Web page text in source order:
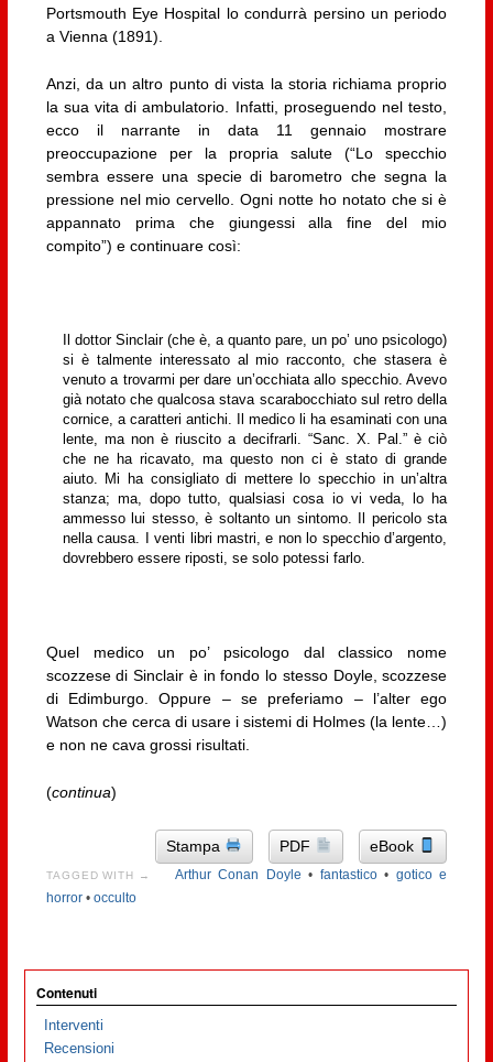
Portsmouth Eye Hospital lo condurrà persino un periodo
a Vienna (1891).
Anzi, da un altro punto di vista la storia richiama proprio
la sua vita di ambulatorio. Infatti, proseguendo nel testo,
ecco il narrante in data 11 gennaio mostrare
preoccupazione per la propria salute (“Lo specchio
sembra essere una specie di barometro che segna la
pressione nel mio cervello. Ogni notte ho notato che si è
appannato prima che giungessi alla fine del mio
compito”) e continuare così:
Il dottor Sinclair (che è, a quanto pare, un po’ uno psicologo)
si è talmente interessato al mio racconto, che stasera è
venuto a trovarmi per dare un’occhiata allo specchio. Avevo
già notato che qualcosa stava scarabocchiato sul retro della
cornice, a caratteri antichi. Il medico li ha esaminati con una
lente, ma non è riuscito a decifrarli. “Sanc. X. Pal.” è ciò
che ne ha ricavato, ma questo non ci è stato di grande
aiuto. Mi ha consigliato di mettere lo specchio in un’altra
stanza; ma, dopo tutto, qualsiasi cosa io vi veda, lo ha
ammesso lui stesso, è soltanto un sintomo. Il pericolo sta
nella causa. I venti libri mastri, e non lo specchio d’argento,
dovrebbero essere riposti, se solo potessi farlo.
Quel medico un po’ psicologo dal classico nome
scozzese di Sinclair è in fondo lo stesso Doyle, scozzese
di Edimburgo. Oppure – se preferiamo – l’alter ego
Watson che cerca di usare i sistemi di Holmes (la lente…)
e non ne cava grossi risultati.
(continua)
Stampa PDF eBook
TAGGED WITH → Arthur Conan Doyle • fantastico• gotico e
horror• occulto
Contenuti
Interventi
Recensioni